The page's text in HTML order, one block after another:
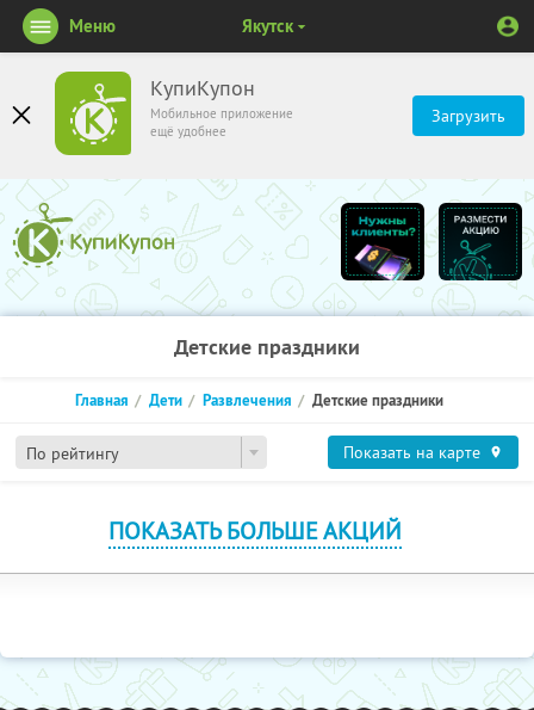
КупиКупон
Мобильное приложение
ещё удобнее
Загрузить
Меню Якутск
Детские праздники
По рейтингу
Главная Дети Развлечения Детские праздники
Показать на карте
ПОКАЗАТЬ БОЛЬШЕ АКЦИЙ